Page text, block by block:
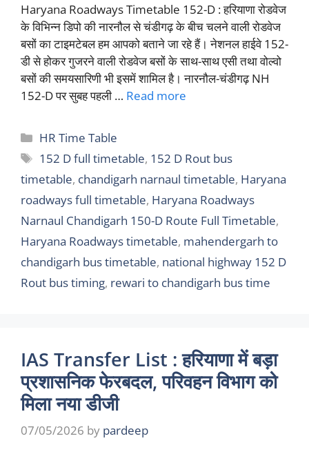
Haryana Roadways Timetable 152-D : हरियाणा रोडवेज
के विभिन्न डिपो की नारनौल से चंडीगढ़ के बीच चलने वाली रोडवेज
बसों का टाइमटेबल हम आपको बताने जा रहे हैं। नेशनल हाईवे 152-
डी से होकर गुजरने वाली रोडवेज बसों के साथ-साथ एसी तथा वोल्वो
बसों की समयसारिणी भी इसमें शामिल है। नारनौल-चंडीगढ़ NH
152-D पर सुबह पहली … Read more
Categories
HR Time Table
Tags
152 D full timetable, 152 D Rout bus
timetable, chandigarh narnaul timetable, Haryana
roadways full timetable, Haryana Roadways
Narnaul Chandigarh 150-D Route Full Timetable,
Haryana Roadways timetable, mahendergarh to
chandigarh bus timetable, national highway 152 D
Rout bus timing, rewari to chandigarh bus time
IAS Transfer List : हरियाणा में बड़ा
प्रशासनिक फेरबदल, परिवहन विभाग को
मिला नया डीजी
07/05/2026 by pardeep